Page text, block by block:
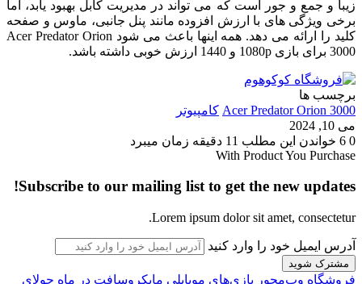
زیبا و جمع و جور است که می تواند در مدیریت کابل بهبود یابد، اما
برخی ویژگی های با ارزش افزوده مانند پنل جانبی، ماوس و صفحه
کلید را ارائه می دهد. همه اینها باعث می شود Acer Predator Orion
3000 برای بازی 1080p و 1440 ارزش خوبی داشته باشد.
برچسب ها
Acer Predator Orion 3000 کامپیوتر
می 10, 2024
0
خواندن این مطلب 11 دقیقه زمان میبرد
With Product You Purchase
Subscribe to our mailing list to get the new updates!
Lorem ipsum dolor sit amet, consectetur.
آدرس ایمیل خود را وارد کنید
فروشگاه وب‌محور بازی‌های موبایلی مایکروسافت در ماه جولای